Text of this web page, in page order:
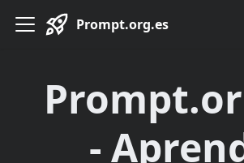
Prompt.org.es
-